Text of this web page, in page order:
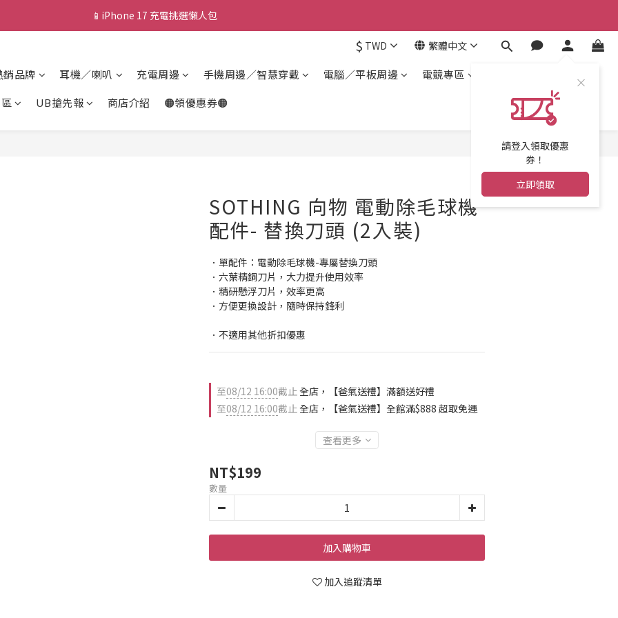
💰新會員送 $88 購物金
🎟️ 去領優惠券 ▶▶
$ TWD 繁體中文
請登入領取優惠
券！
立即領取
銷品牌 耳機／喇叭 充電周邊 手機周邊／智慧穿戴 電腦／平板周邊
電競專區
UB搶先報 商店介紹 🟠領優惠券🟠
SOTHING 向物 電動除毛球機
配件- 替換刀頭 (2入裝)
．單配件：電動除毛球機-專屬替換刀頭
．六葉精鋼刀片，大力提升使用效率
．精研懸浮刀片，效率更高
．方便更換設計，隨時保持鋒利
．不適用其他折扣優惠
至08/12 16:00截止全店，【爸氣送禮】滿額送好禮
至08/12 16:00截止全店，【爸氣送禮】全館滿$888 超取免運
查看更多
NT$199
數量
加入購物車
加入追蹤清單